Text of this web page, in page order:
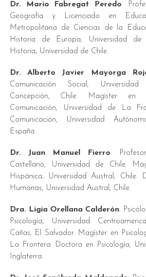
Dr. Mario Fabregat Peredo.
Geografía y Licenciado en
Metropolitana de Ciencias de la
Historia de Europa, Universidad
Historia, Universidad de Chile.
Dr. Alberto Javier Mayorga
Comunicación Social,
Concepción, Chile. Magíster
Comunicación, Universidad de La
Comunicación, Universidad
España.
Dr. Juan Manuel Fierro.
Castellano, Universidad de Chile.
Hispánica, Universidad Austral, Chile.
Humanas, Universidad Austral, Chile.
Dra. Ligia Orellana Calderón.
Psicología, Universidad
Cañas, El Salvador. Magíster en
La Frontera. Doctora en Psicología,
Inglaterra.